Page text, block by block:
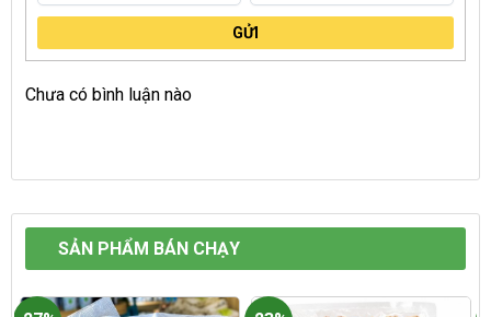
GỬI
Chưa có bình luận nào
SẢN PHẨM BÁN CHẠY